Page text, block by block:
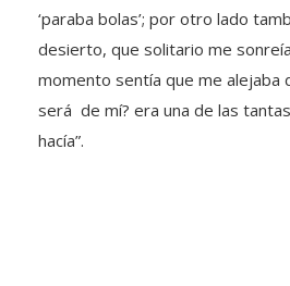
‘paraba bolas’; por otro lado
desierto, que solitario me
momento sentía que me alejaba
será de mí? era una de las
hacía”.